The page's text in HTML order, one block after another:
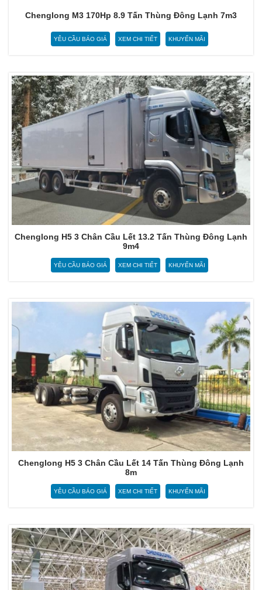
Chenglong M3 170Hp 8.9 Tấn Thùng Đông Lạnh 7m3
YÊU CẦU BÁO GIÁ XEM CHI TIẾT KHUYẾN MÃI
Chenglong H5 3 Chân Cầu Lết 13.2 Tấn Thùng Đông Lạnh
9m4
YÊU CẦU BÁO GIÁ XEM CHI TIẾT KHUYẾN MÃI
Chenglong H5 3 Chân Cầu Lết 14 Tấn Thùng Đông Lạnh
8m
YÊU CẦU BÁO GIÁ XEM CHI TIẾT KHUYẾN MÃI